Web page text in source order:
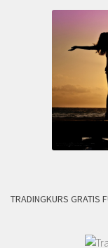
TRADINGKURS GRATIS